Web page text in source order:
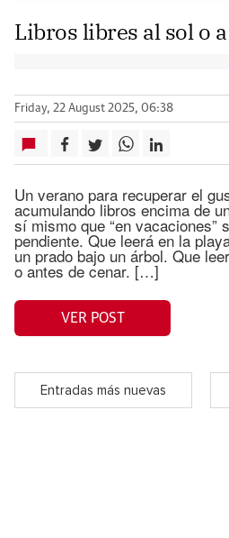
Libros libres al sol o
Friday, 22 August 2025, 06:38
Un verano para recuperar el
acumulando libros encima de
sí mismo que “en vacaciones”
pendiente. Que leerá en la
un prado bajo un árbol. Que
o antes de cenar. […]
VER POST
Entradas más nuevas